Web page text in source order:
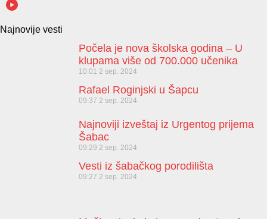
Najnovije vesti
Počela je nova školska godina – U
klupama više od 700.000 učenika
10:01 2 sep. 2024
Rafael Roginjski u Šapcu
09:37 2 sep. 2024
Najnoviji izveštaj iz Urgentog prijema
Šabac
09:29 2 sep. 2024
Vesti iz šabačkog porodilišta
09:27 2 sep. 2024